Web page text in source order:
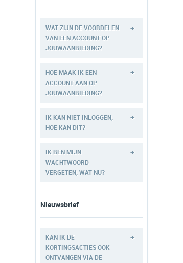
WAT ZIJN DE VOORDELEN
VAN EEN ACCOUNT OP
JOUWAANBIEDING?
+
HOE MAAK IK EEN
ACCOUNT AAN OP
JOUWAANBIEDING?
+
IK KAN NIET INLOGGEN,
HOE KAN DIT?
+
IK BEN MIJN
WACHTWOORD
VERGETEN, WAT NU?
+
Nieuwsbrief
KAN IK DE
KORTINGSACTIES OOK
ONTVANGEN VIA DE
+